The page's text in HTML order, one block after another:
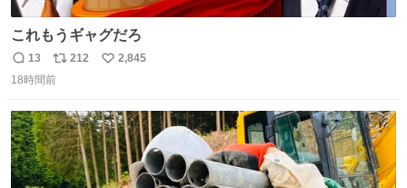
これもうギャグだろ
返
信
13
リ
ポ
ト
数
212
い
数
2,845
18時間前